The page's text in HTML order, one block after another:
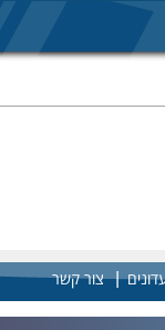
| צור קשר